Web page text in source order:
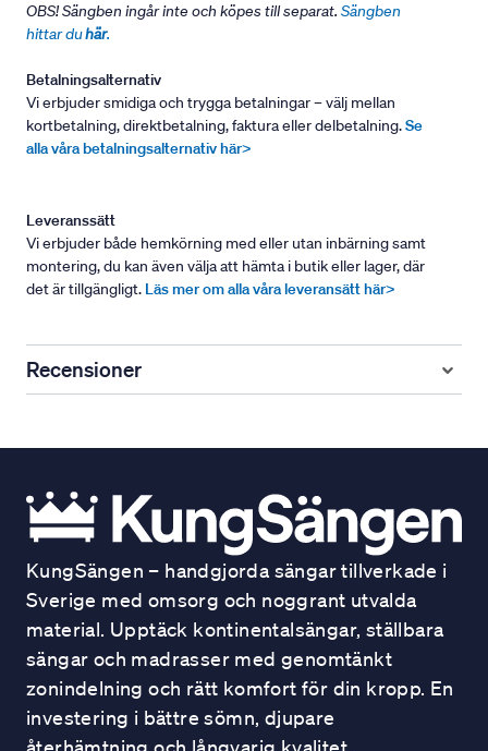
OBS! Sängben ingår inte och köpes till separat. Sängben
hittar duhär.
Betalningsalternativ
Vi erbjuder smidiga och trygga betalningar – välj mellan
kortbetalning, direktbetalning, faktura eller delbetalning.Se
alla våra betalningsalternativ här>
Leveranssätt
Vi erbjuder både hemkörning med eller utan inbärning samt
montering, du kan även välja att hämta i butik eller lager, där
det är tillgängligt. Läs mer om alla våra leveransätt här>
Recensioner
KungSängen – handgjorda sängar tillverkade i
Sverige med omsorg och noggrant utvalda
material. Upptäck kontinentalsängar, ställbara
sängar och madrasser med genomtänkt
zonindelning och rätt komfort för din kropp. En
investering i bättre sömn, djupare